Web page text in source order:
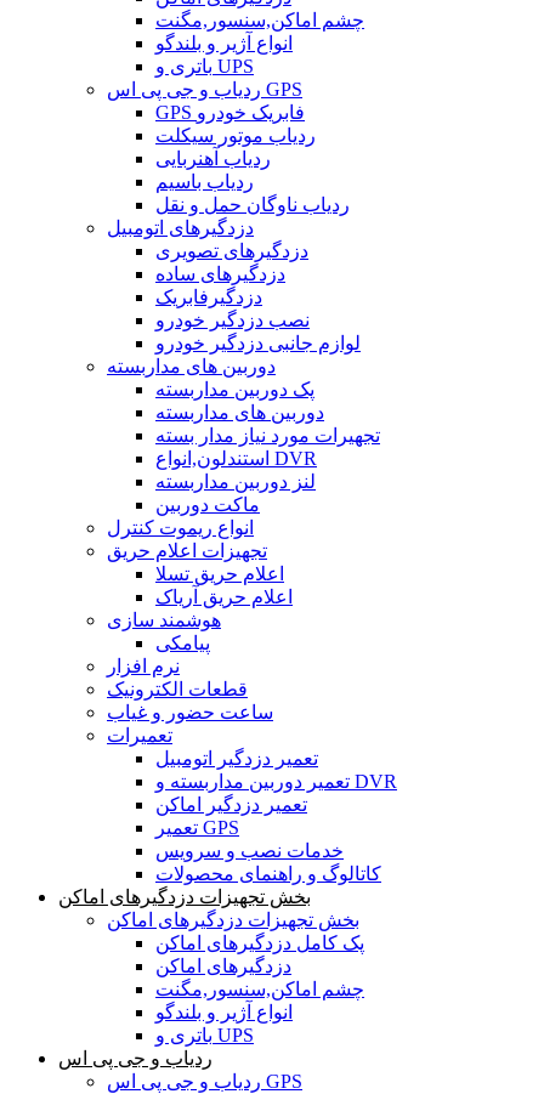
چشم اماکن,سنسور,مگنت
انواع آژیر و بلندگو
باتری و UPS
ردیاب و جی پی اس GPS
GPS فابریک خودرو
ردیاب موتور سیکلت
ردیاب آهنربایی
ردیاب باسیم
ردیاب ناوگان حمل و نقل
دزدگیرهای اتومبیل
دزدگیرهای تصویری
دزدگیرهای ساده
دزدگیرفابریک
نصب دزدگیر خودرو
لوازم جانبی دزدگیر خودرو
دوربین های مداربسته
پک دوربین مداربسته
دوربین های مداربسته
تجهیرات مورد نیاز مدار بسته
استندلون,انواع DVR
لنز دوربین مداربسته
ماکت دوربین
انواع ریموت کنترل
تجهیزات اعلام حریق
اعلام حریق تسلا
اعلام حریق آریاک
هوشمند سازی
پیامکی
نرم افزار
قطعات الکترونیک
ساعت حضور و غیاب
تعمیرات
تعمیر دزدگیر اتومبیل
تعمیر دوربین مداربسته و DVR
تعمیر دزدگیر اماکن
تعمیر GPS
خدمات نصب و سرویس
کاتالوگ و راهنمای محصولات
بخش تجهیزات دزدگیرهای اماکن
بخش تجهیزات دزدگیرهای اماکن
پک کامل دزدگیرهای اماکن
دزدگیرهای اماکن
چشم اماکن,سنسور,مگنت
انواع آژیر و بلندگو
باتری و UPS
ردیاب و جی پی اس
ردیاب و جی پی اس GPS